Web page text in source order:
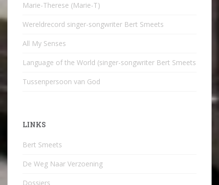
Marie-Therese (Marie-T)
Wereldrecord singer-songwriter Bert Smeets
All My Senses
Language of the World (singer-songwriter Bert Smeets
Tussenpersoon van God
LINKS
Bert Smeets
De Weg Naar Verzoening
Dossiers